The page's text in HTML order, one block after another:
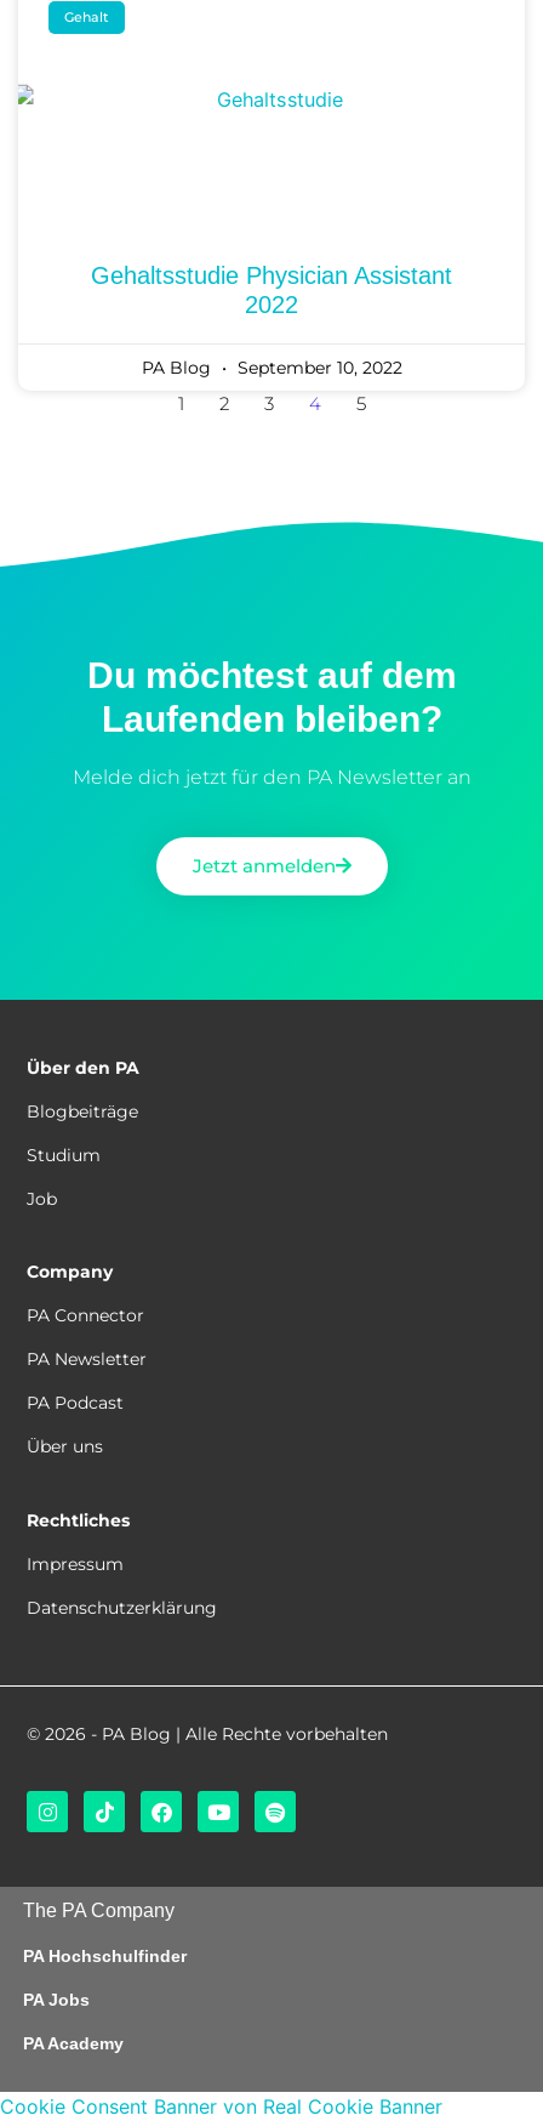
Gehalt
Gehaltsstudie Physician Assistant
2022
PA Blog September 10, 2022
1 2 3 4 5
Du möchtest auf dem
Laufenden bleiben?
Melde dich jetzt für den PA Newsletter an
Jetzt anmelden
Über den PA
Blogbeiträge
Studium
Job
Company
PA Connector
PA Newsletter
PA Podcast
Über uns
Rechtliches
Impressum
Datenschutzerklärung
© 2026 - PA Blog | Alle Rechte vorbehalten
The PA Company
PA Hochschulfinder
PA Jobs
PA Academy
Cookie Consent Banner von Real Cookie Banner